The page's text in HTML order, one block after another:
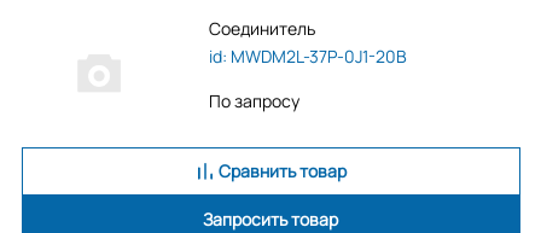
Соединитель
id: MWDM2L-37P-0J1-20B
По запросу
Сравнить товар
Запросить товар